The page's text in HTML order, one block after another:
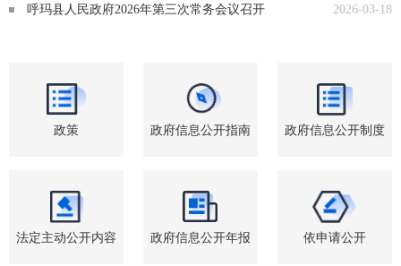
2026-03-18
呼玛县人民政府2026年第三次常务会议召开
政策 政府信息公开指南 政府信息公开制度
法定主动公开内容 政府信息公开年报 依申请公开